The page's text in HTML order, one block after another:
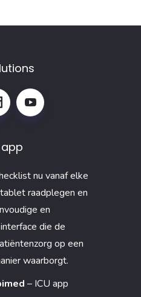
nu vanaf elke
raadplegen en
en
die de
op een
waarborgt.
– ICU app